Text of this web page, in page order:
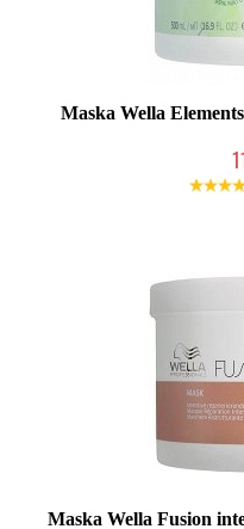
Maska Wella
Mała
Maska Wella Fusion